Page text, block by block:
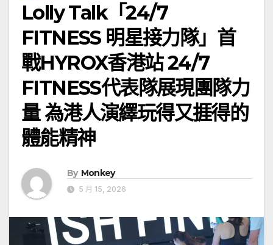
Lolly Talk「24/7
FITNESS 明星接力隊」首
戰HYROX香港站 24/7
FITNESS代表隊展現團隊力
量 為港人演繹玩得又捱得的
體能精神
By Monkey
5 月 15, 2026